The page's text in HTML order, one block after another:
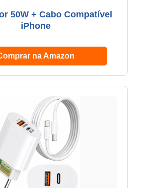
50W + Cabo Compatível
iPhone
na Amazon